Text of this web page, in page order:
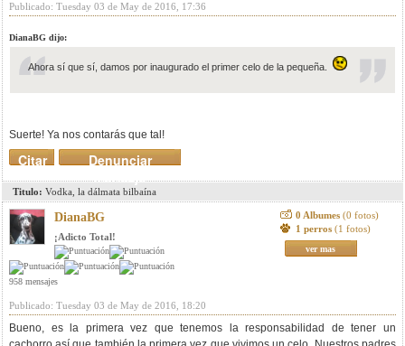
Publicado: Tuesday 03 de May de 2016, 17:36
DianaBG dijo:
Ahora sí que sí, damos por inaugurado el primer celo de la pequeña.
Suerte! Ya nos contarás que tal!
Denunciar
mensaje
Citar
Titulo: Vodka, la dálmata bilbaína
DianaBG
¡Adicto Total!
958 mensajes
0 Albumes (0 fotos)
1 perros (1 fotos)
ver mas
Publicado: Tuesday 03 de May de 2016, 18:20
Bueno, es la primera vez que tenemos la responsabilidad de tener un